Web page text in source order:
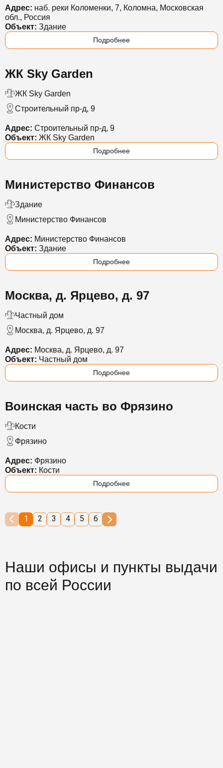
Адрес: наб. реки Коломенки, 7, Коломна, Московская
обл., Россия
Объект: Здание
Подробнее
ЖК Sky Garden
ЖК Sky Garden
Строительный пр-д, 9
Адрес: Строительный пр-д, 9
Объект: ЖК Sky Garden
Подробнее
Министерство Финансов
Здание
Министерство Финансов
Адрес: Министерство Финансов
Объект: Здание
Подробнее
Москва, д. Ярцево, д. 97
Частный дом
Москва, д. Ярцево, д. 97
Адрес: Москва, д. Ярцево, д. 97
Объект: Частный дом
Подробнее
Воинская часть во Фрязино
Кости
Фрязино
Адрес: Фрязино
Объект: Кости
Подробнее
1 2 3 4 5 6
Наши офисы и пункты выдачи
по всей России